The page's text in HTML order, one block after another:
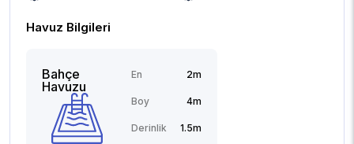
Havuz Bilgileri
Bahçe
Havuzu
En 2m
Boy 4m
Derinlik 1.5m